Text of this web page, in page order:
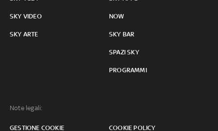
SKY VIDEO
SKY ARTE
NOW
SKY BAR
SPAZI SKY
PROGRAMMI
Note legali:
GESTIONE COOKIE COOKIE POLICY